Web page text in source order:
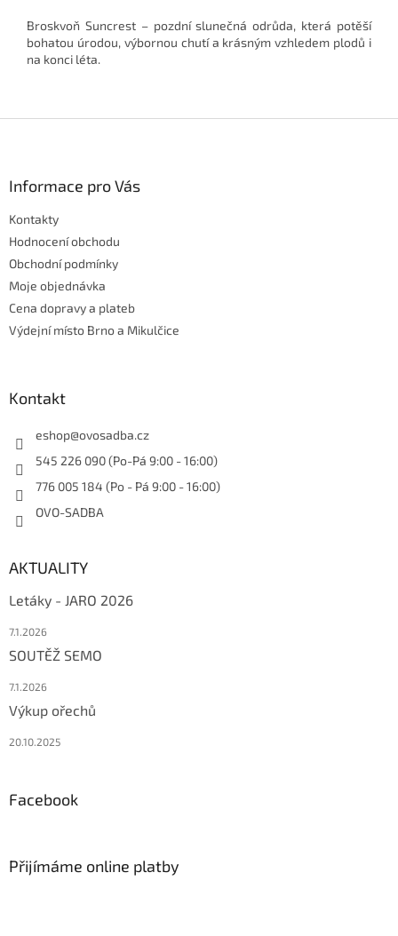
Broskvoň Suncrest – pozdní slunečná odrůda, která potěší
bohatou úrodou, výbornou chutí a krásným vzhledem plodů i
na konci léta.
Informace pro Vás
Kontakty
Hodnocení obchodu
Obchodní podmínky
Moje objednávka
Cena dopravy a plateb
Výdejní místo Brno a Mikulčice
Kontakt
eshop@ovosadba.cz
545 226 090 (Po-Pá 9:00 - 16:00)
776 005 184 (Po - Pá 9:00 - 16:00)
OVO-SADBA
AKTUALITY
Letáky - JARO 2026
7.1.2026
SOUTĚŽ SEMO
7.1.2026
Výkup ořechů
20.10.2025
Facebook
Přijímáme online platby